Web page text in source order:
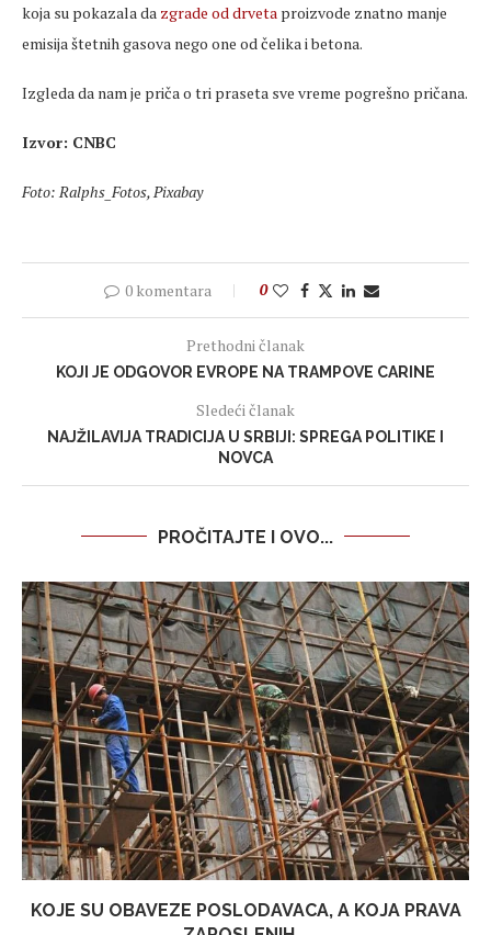
koja su pokazala da zgrade od drveta proizvode znatno manje
emisija štetnih gasova nego one od čelika i betona.
Izgleda da nam je priča o tri praseta sve vreme pogrešno pričana.
Izvor: CNBC
Foto: Ralphs_Fotos, Pixabay
0 komentara 0
Prethodni članak
KOJI JE ODGOVOR EVROPE NA TRAMPOVE CARINE
Sledeći članak
NAJŽILAVIJA TRADICIJA U SRBIJI: SPREGA POLITIKE I
NOVCA
PROČITAJTE I OVO...
KOJE SU OBAVEZE POSLODAVACA, A KOJA PRAVA